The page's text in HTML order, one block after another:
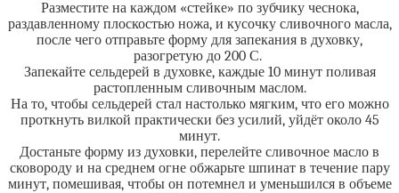
Разместите на каждом «стейке» по зубчику чеснока,
раздавленному плоскостью ножа, и кусочку сливочного масла,
после чего отправьте форму для запекания в духовку,
разогретую до 200 С.
Запекайте сельдерей в духовке, каждые 10 минут поливая
растопленным сливочным маслом.
На то, чтобы сельдерей стал настолько мягким, что его можно
проткнуть вилкой практически без усилий, уйдёт около 45
минут.
Достаньте форму из духовки, перелейте сливочное масло в
сковороду и на среднем огне обжарьте шпинат в течение пару
минут, помешивая, чтобы он потемнел и уменьшился в объеме